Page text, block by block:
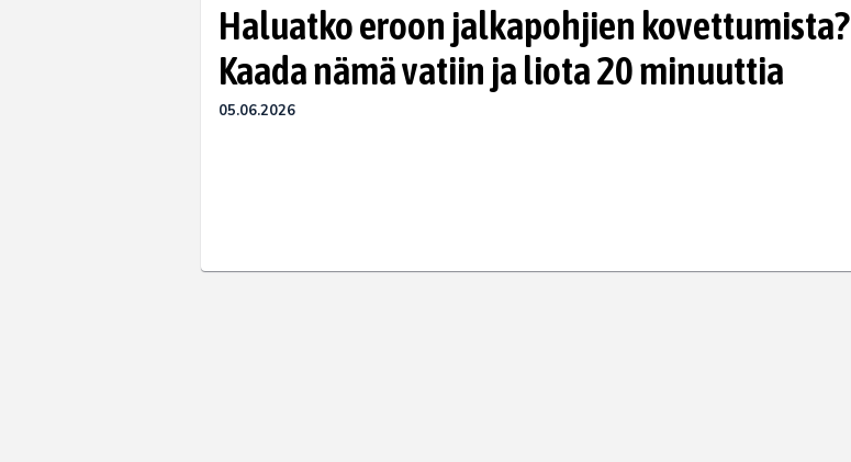
Haluatko eroon jalkapohjien kovettumista?
Kaada nämä vatiin ja liota 20 minuuttia
05.06.2026